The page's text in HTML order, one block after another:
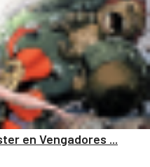
en Vengadores ...